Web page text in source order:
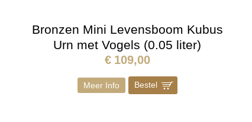
Bronzen Mini Levensboom Kubus
Urn met Vogels (0.05 liter)
€ 109,00
Meer Info Bestel ]